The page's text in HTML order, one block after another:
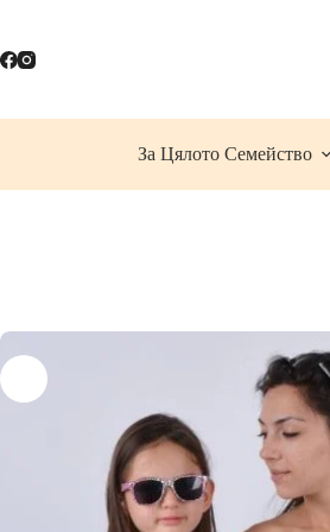
content
За Цялото Семейство